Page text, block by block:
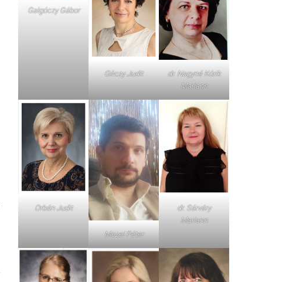
Galgóczy Gábor
Géczy Judit
dr. Nagyné Kórik
Mariann
Orbán Judit
Mezei Péter
dr. Sárváry
Mariann